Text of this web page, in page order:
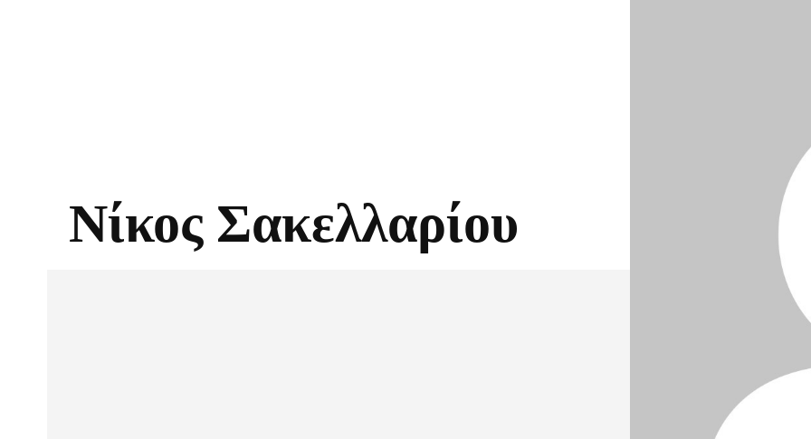
Νίκος Σακελλαρίου